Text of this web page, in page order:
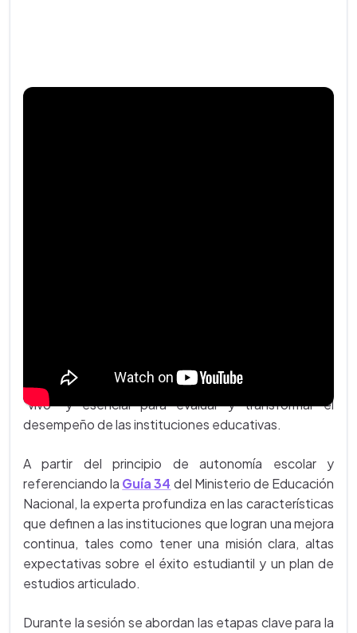
requisito burocrático, sino como un instrumento
"vivo" y esencial para evaluar y transformar el
desempeño de las instituciones educativas.
A partir del principio de autonomía escolar y
referenciando la Guía 34 del Ministerio de Educación
Nacional, la experta profundiza en las características
que definen a las instituciones que logran una mejora
continua, tales como tener una misión clara, altas
expectativas sobre el éxito estudiantil y un plan de
estudios articulado.
Durante la sesión se abordan las etapas clave para la